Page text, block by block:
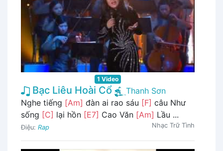
1 Video
Bạc Liêu Hoài Cổ
Thanh Sơn
Nghe tiếng [Am] đàn ai rao sáu [F] câu Như
sống [C] lại hồn [E7] Cao Văn [Am] Lầu ...
Điệu: Rap Nhạc Trữ Tình